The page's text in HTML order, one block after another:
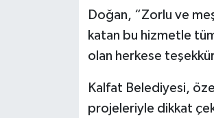
Doğan, “Zorlu ve
katan bu hizmetle
olan herkese
Kalfat Belediyesi,
projeleriyle dikkat